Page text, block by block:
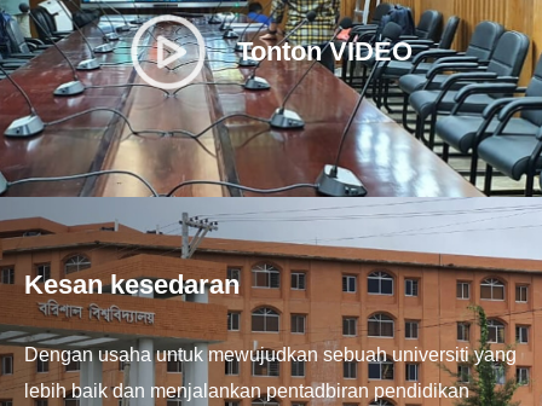
Tonton VIDEO
Kesan kesedaran
Dengan usaha untuk mewujudkan sebuah universiti yang
lebih baik dan menjalankan pentadbiran pendidikan